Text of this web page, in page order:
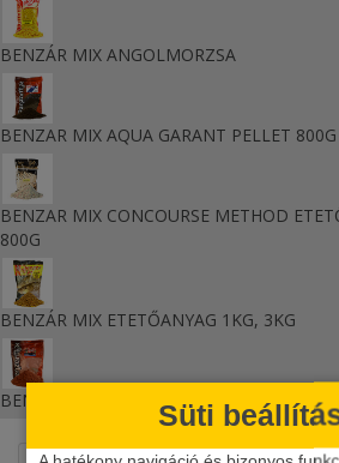
Süti
BENZÁR MIX ANGOLMORZSA
BENZAR MIX AQUA GARANT PELLET 800G
BENZAR MIX CONCOURSE METHOD
800G
BENZÁR MIX ETETŐANYAG 1KG, 3KG
BENZAR MIX TURBO GROUNDBAIT